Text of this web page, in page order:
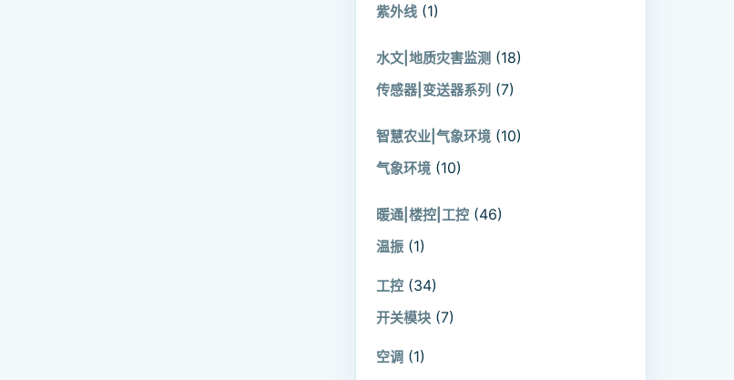
紫外线 (1)
水文|地质灾害监测 (18)
传感器|变送器系列 (7)
智慧农业|气象环境 (10)
气象环境 (10)
暖通|楼控|工控 (46)
温振 (1)
工控 (34)
开关模块 (7)
空调 (1)